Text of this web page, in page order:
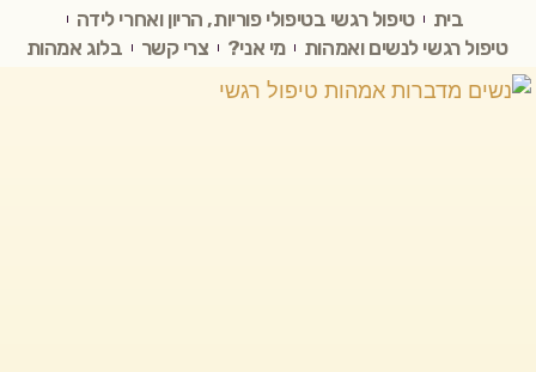
בית
טיפול רגשי בטיפולי פוריות, הריון ואחרי לידה
טיפול רגשי לנשים ואמהות
מי אני? צרי קשר בלוג אמהות